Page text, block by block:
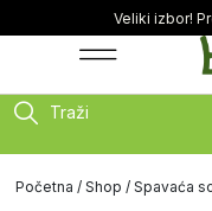
Veliki izbor!
Traži
Početna / Shop / Spavaća